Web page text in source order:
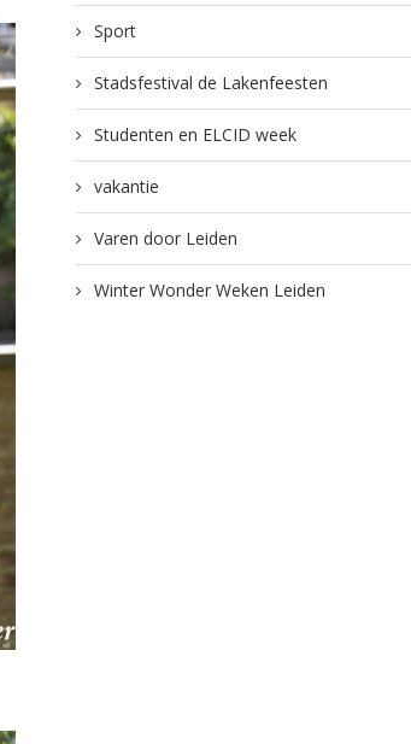
Sport
Stadsfestival de Lakenfeesten
Studenten en ELCID week
vakantie
Varen door Leiden
Winter Wonder Weken Leiden